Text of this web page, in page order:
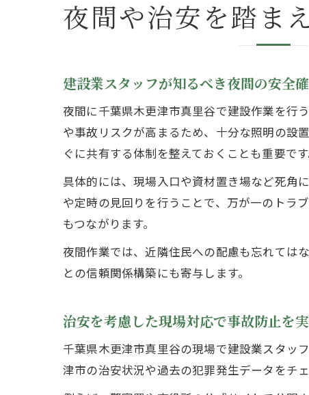
夜間や治安を踏ま
建設業スタッフが知るべき夜間の安全
夜間に千葉県木更津市真里谷で建設作業を行
や事故リスクが高まるため、十分な照明の設
ぐに共有する体制を整えておくことも重要です
具体的には、現場入口や資材置き場など死角
や定時の見回りを行うことで、万が一のトラ
もつながります。
夜間作業では、近隣住民への配慮も忘れては
との信頼関係構築にも寄与します。
治安を考慮した現場対応で事故防止を
千葉県木更津市真里谷の現場で建設業スタッ
津市の治安状況や過去の犯罪発生データをチ